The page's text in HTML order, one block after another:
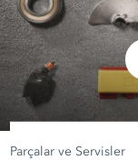
Parçalar ve Servisler